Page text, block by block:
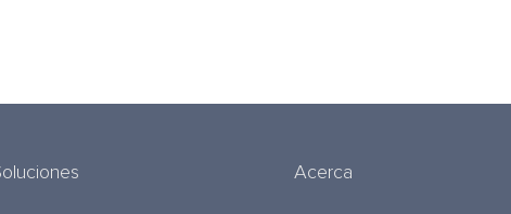
Acerca